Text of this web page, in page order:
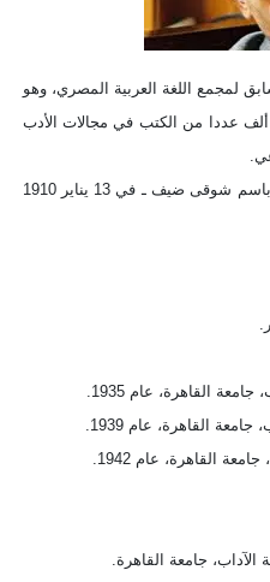
لمجمع اللغة العربية المصري، وهو
ألف عددا من الكتب في مجالات الأدب
ولد أحمد شوقى ضيف ـ والذي اشتهر باسم شوقى ضيف ـ في 13 يناير 1910
القاهرة، عام 1935.
القاهرة، عام 1939.
القاهرة، عام 1942.
جامعة القاهرة.